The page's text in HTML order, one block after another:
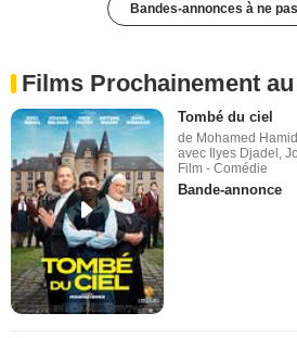
Bandes-annonces à ne
Films Prochainement
Tombé du ciel
de Mohamed
avec Ilyes Djadel,
Film - Comédie
Bande-annonce